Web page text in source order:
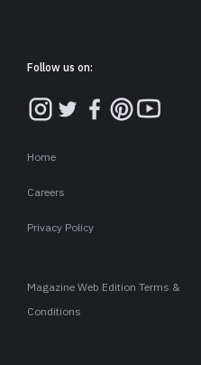
Follow us on:
Home
Careers
Privacy Policy
Magazine Web Edition Terms &
Conditions